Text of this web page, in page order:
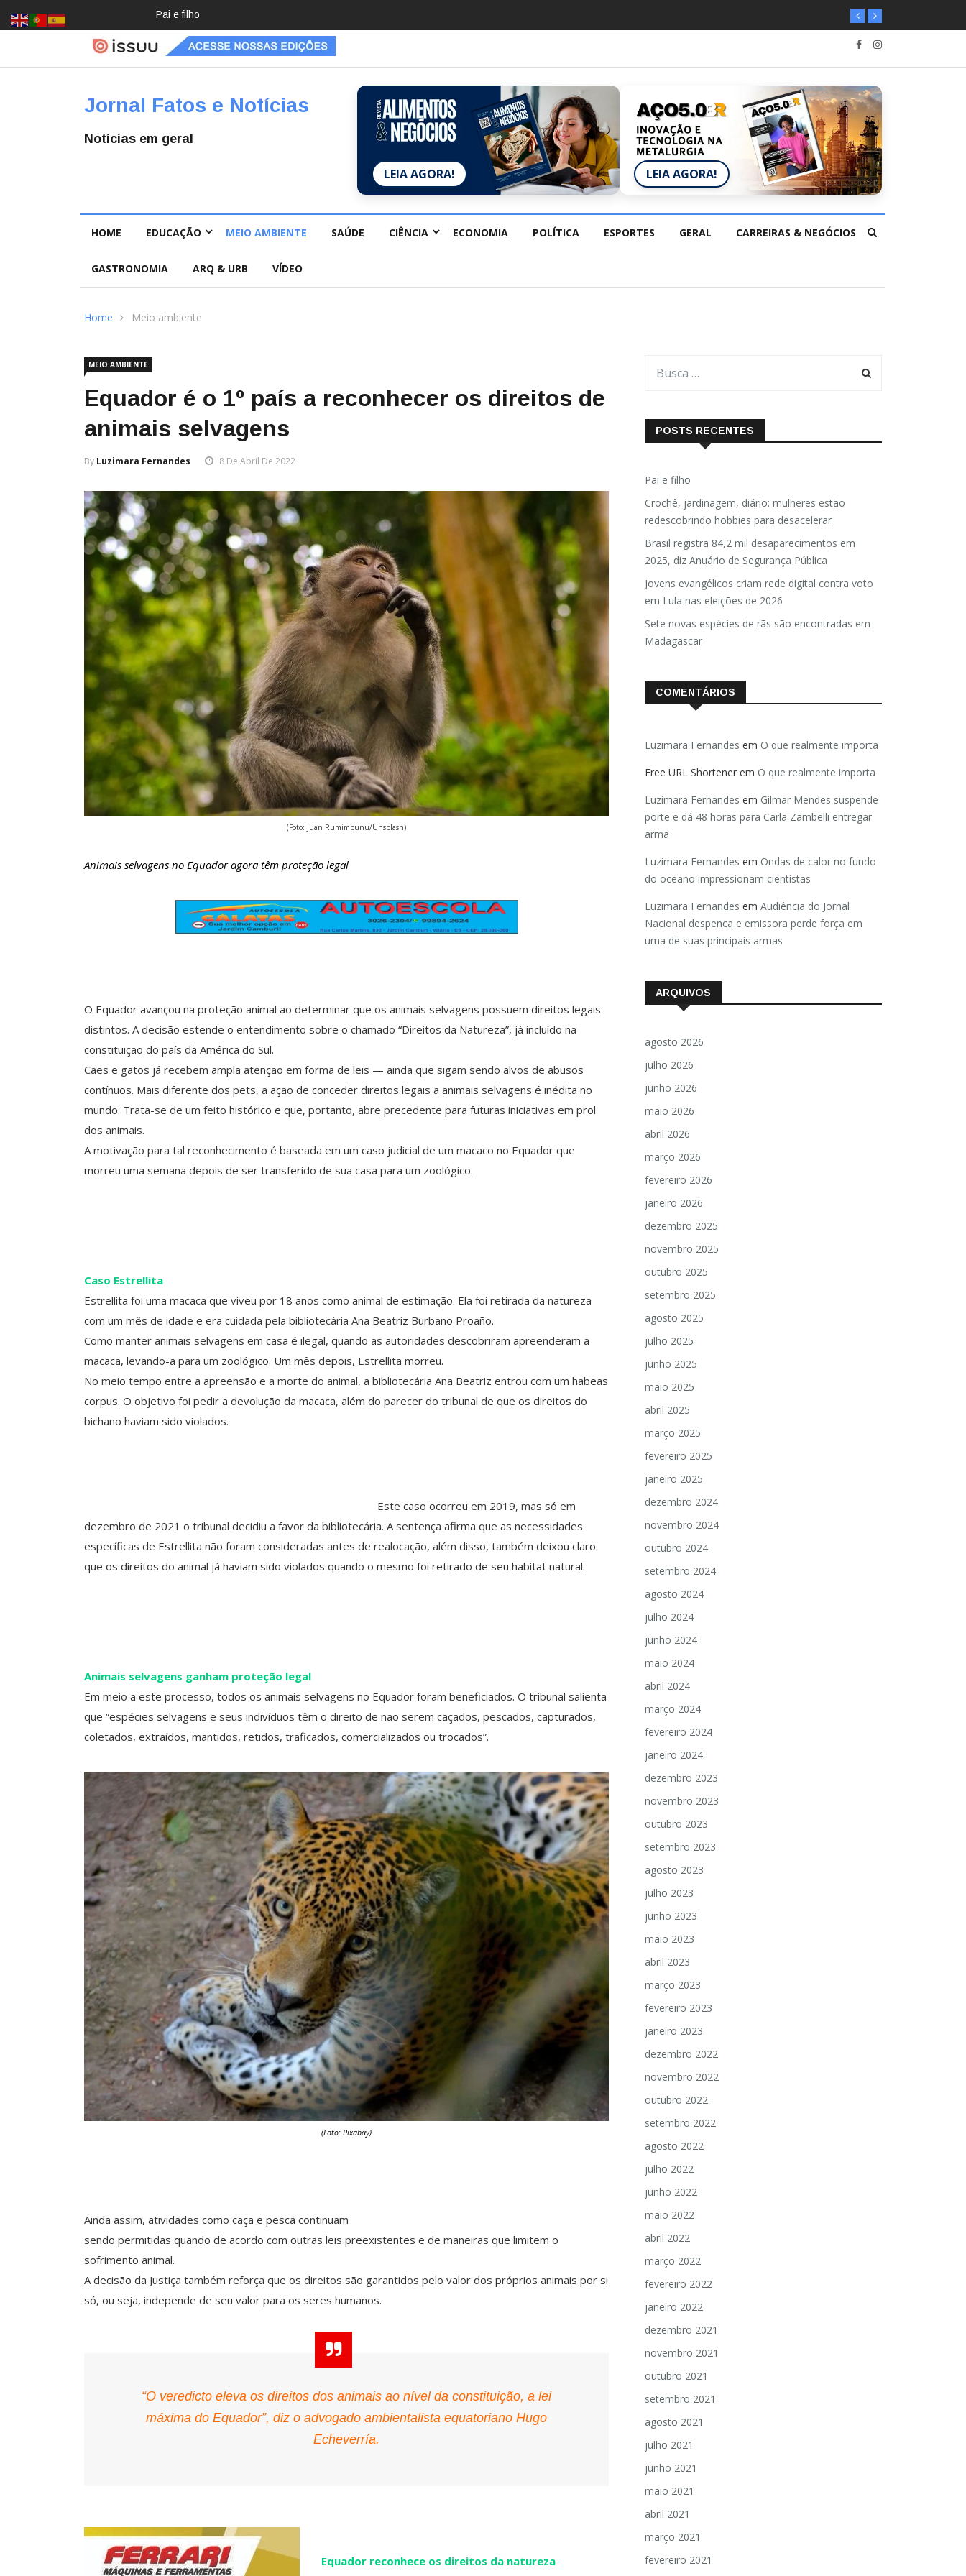
Crochê, jardinagem, diário: mulheres estão redescobrindo hobbies para desacelerar
Jornal Fatos e Notícias
Notícias em geral
LEIA AGORA! LEIA AGORA!
HOME EDUCAÇÃO MEIO AMBIENTE SAÚDE CIÊNCIA ECONOMIA POLÍTICA ESPORTES GERAL CARREIRAS & NEGÓCIOS
GASTRONOMIA ARQ & URB VÍDEO
Home Meio ambiente
MEIO AMBIENTE
Equador é o 1º país a reconhecer os direitos de
animais selvagens
By Luzimara Fernandes 8 De Abril De 2022
(Foto: Juan Rumimpunu/Unsplash)
Animais selvagens no Equador agora têm proteção legal
O Equador avançou na proteção animal ao determinar que os animais selvagens possuem direitos legais
distintos. A decisão estende o entendimento sobre o chamado “Direitos da Natureza”, já incluído na
constituição do país da América do Sul.
Cães e gatos já recebem ampla atenção em forma de leis — ainda que sigam sendo alvos de abusos
contínuos. Mais diferente dos pets, a ação de conceder direitos legais a animais selvagens é inédita no
mundo. Trata-se de um feito histórico e que, portanto, abre precedente para futuras iniciativas em prol
dos animais.
A motivação para tal reconhecimento é baseada em um caso judicial de um macaco no Equador que
morreu uma semana depois de ser transferido de sua casa para um zoológico.
Caso Estrellita
Estrellita foi uma macaca que viveu por 18 anos como animal de estimação. Ela foi retirada da natureza
com um mês de idade e era cuidada pela bibliotecária Ana Beatriz Burbano Proaño.
Como manter animais selvagens em casa é ilegal, quando as autoridades descobriram apreenderam a
macaca, levando-a para um zoológico. Um mês depois, Estrellita morreu.
No meio tempo entre a apreensão e a morte do animal, a bibliotecária Ana Beatriz entrou com um habeas
corpus. O objetivo foi pedir a devolução da macaca, além do parecer do tribunal de que os direitos do
bichano haviam sido violados.
Este caso ocorreu em 2019, mas só em
dezembro de 2021 o tribunal decidiu a favor da bibliotecária. A sentença afirma que as necessidades
específicas de Estrellita não foram consideradas antes de realocação, além disso, também deixou claro
que os direitos do animal já haviam sido violados quando o mesmo foi retirado de seu habitat natural.
Animais selvagens ganham proteção legal
Em meio a este processo, todos os animais selvagens no Equador foram beneficiados. O tribunal salienta
que “espécies selvagens e seus indivíduos têm o direito de não serem caçados, pescados, capturados,
coletados, extraídos, mantidos, retidos, traficados, comercializados ou trocados”.
(Foto: Pixabay)
Ainda assim, atividades como caça e pesca continuam
sendo permitidas quando de acordo com outras leis preexistentes e de maneiras que limitem o
sofrimento animal.
A decisão da Justiça também reforça que os direitos são garantidos pelo valor dos próprios animais por si
só, ou seja, independe de seu valor para os seres humanos.
“O veredicto eleva os direitos dos animais ao nível da constituição, a lei
máxima do Equador”, diz o advogado ambientalista equatoriano Hugo
Echeverría.
Equador reconhece os direitos da natureza
POSTS RECENTES
Pai e filho
Crochê, jardinagem, diário: mulheres estão
redescobrindo hobbies para desacelerar
Brasil registra 84,2 mil desaparecimentos em
2025, diz Anuário de Segurança Pública
Jovens evangélicos criam rede digital contra voto
em Lula nas eleições de 2026
Sete novas espécies de rãs são encontradas em
Madagascar
COMENTÁRIOS
Luzimara Fernandes em O que realmente importa
Free URL Shortener em O que realmente importa
Luzimara Fernandes em Gilmar Mendes suspende
porte e dá 48 horas para Carla Zambelli entregar
arma
Luzimara Fernandes em Ondas de calor no fundo
do oceano impressionam cientistas
Luzimara Fernandes em Audiência do Jornal
Nacional despenca e emissora perde força em
uma de suas principais armas
ARQUIVOS
agosto 2026
julho 2026
junho 2026
maio 2026
abril 2026
março 2026
fevereiro 2026
janeiro 2026
dezembro 2025
novembro 2025
outubro 2025
setembro 2025
agosto 2025
julho 2025
junho 2025
maio 2025
abril 2025
março 2025
fevereiro 2025
janeiro 2025
dezembro 2024
novembro 2024
outubro 2024
setembro 2024
agosto 2024
julho 2024
junho 2024
maio 2024
abril 2024
março 2024
fevereiro 2024
janeiro 2024
dezembro 2023
novembro 2023
outubro 2023
setembro 2023
agosto 2023
julho 2023
junho 2023
maio 2023
abril 2023
março 2023
fevereiro 2023
janeiro 2023
dezembro 2022
novembro 2022
outubro 2022
setembro 2022
agosto 2022
julho 2022
junho 2022
maio 2022
abril 2022
março 2022
fevereiro 2022
janeiro 2022
dezembro 2021
novembro 2021
outubro 2021
setembro 2021
agosto 2021
julho 2021
junho 2021
maio 2021
abril 2021
março 2021
fevereiro 2021